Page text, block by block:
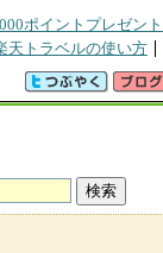
ポイントプレゼント
天トラベルの使い方